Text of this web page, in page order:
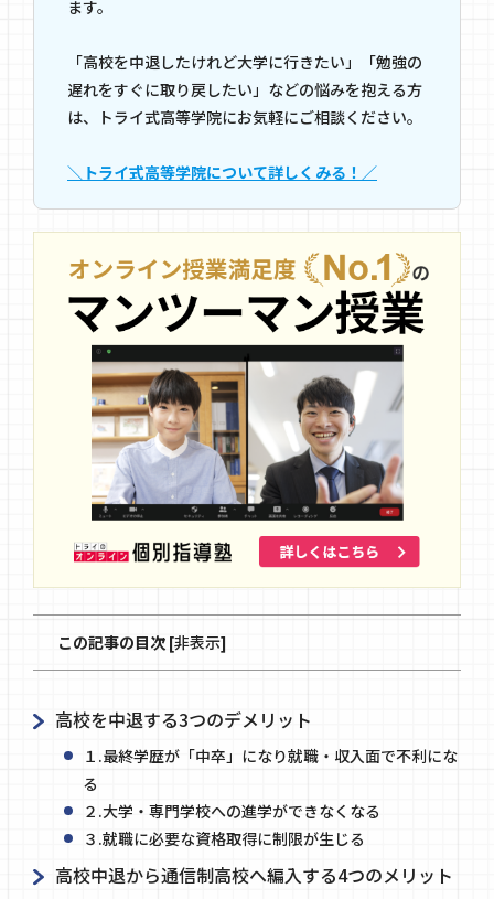
ます。
「高校を中退したけれど大学に行きたい」「勉強の
遅れをすぐに取り戻したい」などの悩みを抱える方
は、トライ式高等学院にお気軽にご相談ください。
＼トライ式高等学院について詳しくみる！／
この記事の目次 [非表示]
高校を中退する3つのデメリット
１.最終学歴が「中卒」になり就職・収入面で不利にな
る
２.大学・専門学校への進学ができなくなる
３.就職に必要な資格取得に制限が生じる
高校中退から通信制高校へ編入する4つのメリット